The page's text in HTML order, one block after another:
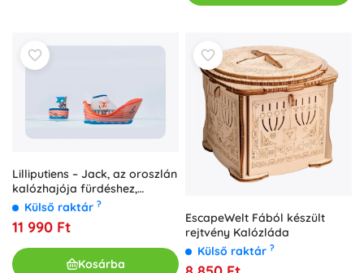
Lilliputiens – Jack, az oroszlán
kalózhajója fürdéshez,
neoprénből
Külső raktár ?
11 990 Ft
Kosárba
EscapeWelt Fából készült
rejtvény Kalózláda
Külső raktár ?